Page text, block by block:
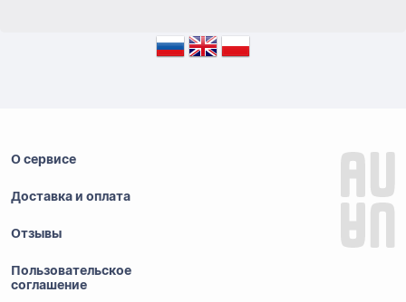
О сервисе
Доставка и оплата
Отзывы
Пользовательское
соглашение